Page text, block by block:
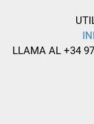
LLAMA AL +34